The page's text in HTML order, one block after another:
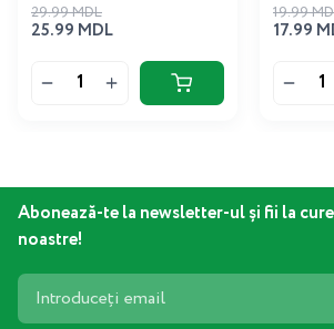
25.99 MDL
29.99 MDL
17.99
19.99
Abonează-te la newsletter-ul și fii la
noastre!